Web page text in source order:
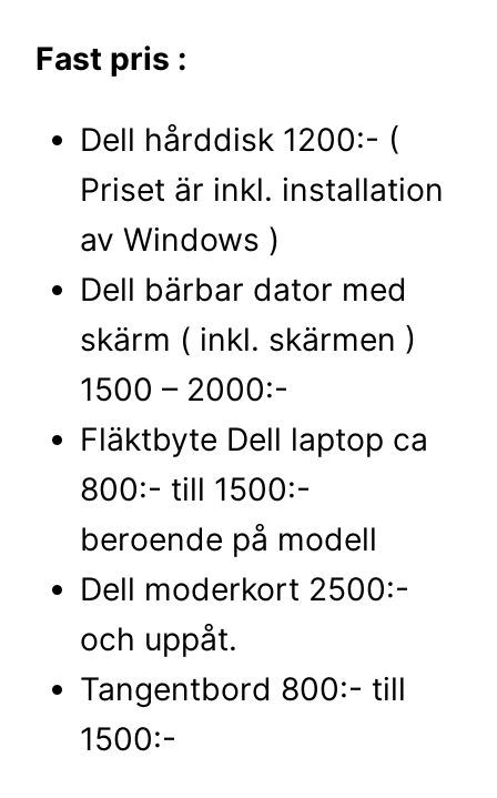
Fast pris :
Dell hårddisk 1200:- (
Priset är inkl. installation
av Windows )
Dell bärbar dator med
skärm ( inkl. skärmen )
1500 – 2000:-
Fläktbyte Dell laptop ca
800:- till 1500:-
beroende på modell
Dell moderkort 2500:-
och uppåt.
Tangentbord 800:- till
1500:-